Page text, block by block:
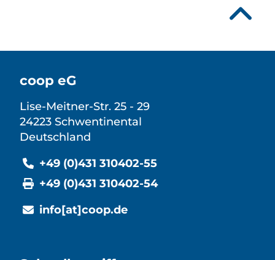
coop eG
Lise-Meitner-Str. 25 - 29
24223 Schwentinental
Deutschland
+49 (0)431 310402-55
+49 (0)431 310402-54
info[at]coop.de